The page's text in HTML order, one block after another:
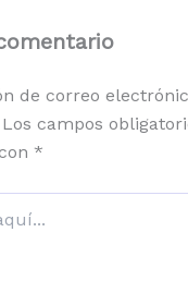
de correo
Los campos
*